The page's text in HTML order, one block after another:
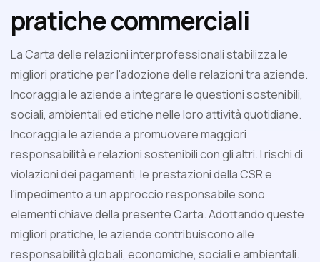
pratiche commerciali
La Carta delle relazioni interprofessionali stabilizza le
migliori pratiche per l'adozione delle relazioni tra aziende.
Incoraggia le aziende a integrare le questioni sostenibili,
sociali, ambientali ed etiche nelle loro attività quotidiane.
Incoraggia le aziende a promuovere maggiori
responsabilità e relazioni sostenibili con gli altri. I rischi di
violazioni dei pagamenti, le prestazioni della CSR e
l'impedimento a un approccio responsabile sono
elementi chiave della presente Carta. Adottando queste
migliori pratiche, le aziende contribuiscono alle
responsabilità globali, economiche, sociali e ambientali.